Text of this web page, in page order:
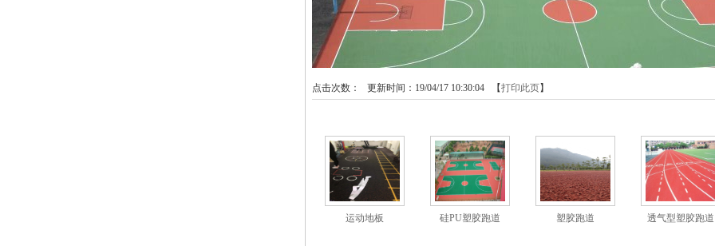
点击次数： 更新时间：19/04/17 10:30:04 【打印此页】
运动地板 硅PU塑胶跑道 塑胶跑道 透气型塑胶跑道